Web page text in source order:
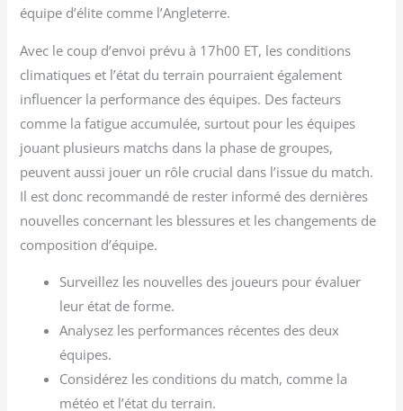
équipe d’élite comme l’Angleterre.
Avec le coup d’envoi prévu à 17h00 ET, les conditions
climatiques et l’état du terrain pourraient également
influencer la performance des équipes. Des facteurs
comme la fatigue accumulée, surtout pour les équipes
jouant plusieurs matchs dans la phase de groupes,
peuvent aussi jouer un rôle crucial dans l’issue du match.
Il est donc recommandé de rester informé des dernières
nouvelles concernant les blessures et les changements de
composition d’équipe.
Surveillez les nouvelles des joueurs pour évaluer
leur état de forme.
Analysez les performances récentes des deux
équipes.
Considérez les conditions du match, comme la
météo et l’état du terrain.